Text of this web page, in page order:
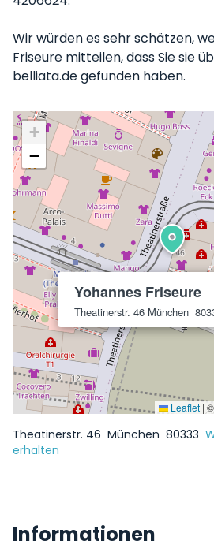
Wir würden es sehr schätzen,
Friseure mitteilen, dass Sie sie
belliata.de gefunden haben.
Yohannes Friseure
Theatinerstr. 46 München
+
−
Leaflet |
Theatinerstr. 46 München 80333
erhalten
Informationen